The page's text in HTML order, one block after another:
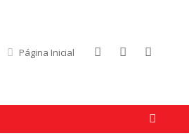
Página Inicial